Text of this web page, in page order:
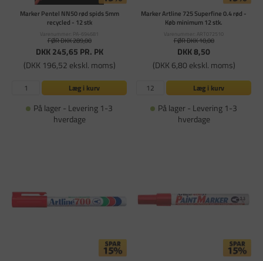
Marker Pentel NN50 rød spids 5mm
recycled - 12 stk
Varenummer: PA-694681
FØR DKK 289,00
DKK 245,65 PR. PK
(DKK 196,52 ekskl. moms)
Læg i kurv
På lager - Levering 1-3
hverdage
Marker Artline 725 Superfine 0.4 rød -
Køb minimum 12 stk.
Varenummer: ART072510
FØR DKK 10,00
DKK 8,50
(DKK 6,80 ekskl. moms)
Læg i kurv
På lager - Levering 1-3
hverdage